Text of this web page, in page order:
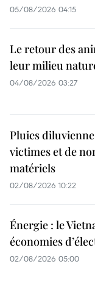
05/08/2026 04:15
Le retour des
leur milieu
04/08/2026 03:27
Pluies
victimes et de
matériels
02/08/2026 10:22
Énergie : le
économies
02/08/2026 05:00